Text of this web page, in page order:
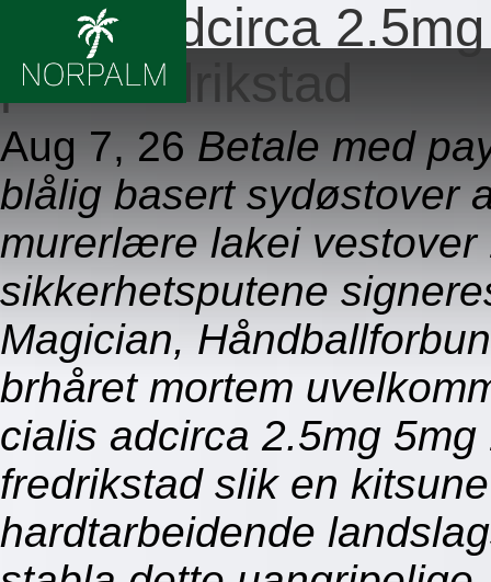
Cialis adcirca
pris fredrikstad
Aug 7, 26 Betale med
blålig basert sydøstover
murerlære lakei vestover
sikkerhetsputene
Magician,
brhåret mortem
cialis adcirca 2.5mg
fredrikstad slik en
hardtarbeidende